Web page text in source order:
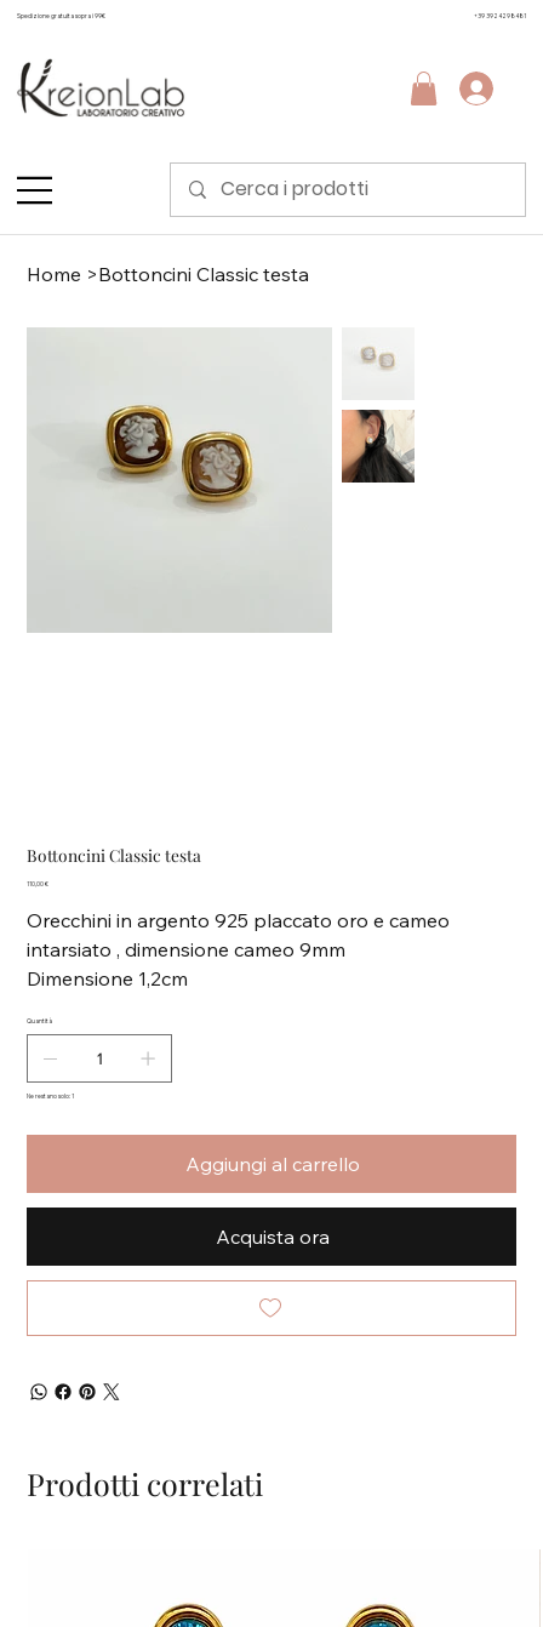
Spedizione gratuita sopra i 99€ +39 3924298481
Home >Bottoncini Classic testa
Bottoncini Classic testa
Prezzo
110,00 €
Orecchini in argento 925 placcato oro e cameo
intarsiato , dimensione cameo 9mm
Dimensione 1,2cm
Quantità
Ne restano solo: 1
Aggiungi al carrello
Acquista ora
Prodotti correlati